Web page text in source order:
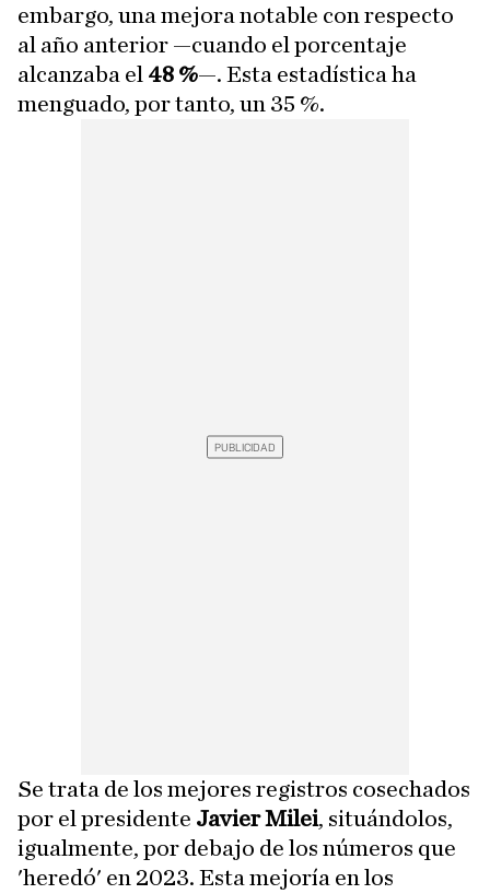
embargo, una mejora notable con respecto
al año anterior —cuando el porcentaje
alcanzaba el 48 %—. Esta estadística ha
menguado, por tanto, un 35 %.
Se trata de los mejores registros cosechados
por el presidente Javier Milei, situándolos,
igualmente, por debajo de los números que
'heredó' en 2023. Esta mejoría en los